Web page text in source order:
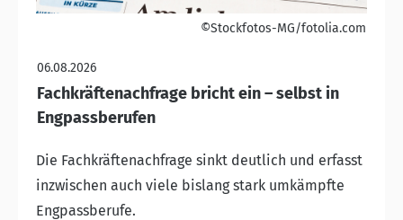
©Stockfotos-MG/fotolia.com
06.08.2026
Fachkräftenachfrage bricht ein – selbst in
Engpassberufen
Die Fachkräftenachfrage sinkt deutlich und erfasst
inzwischen auch viele bislang stark umkämpfte
Engpassberufe.